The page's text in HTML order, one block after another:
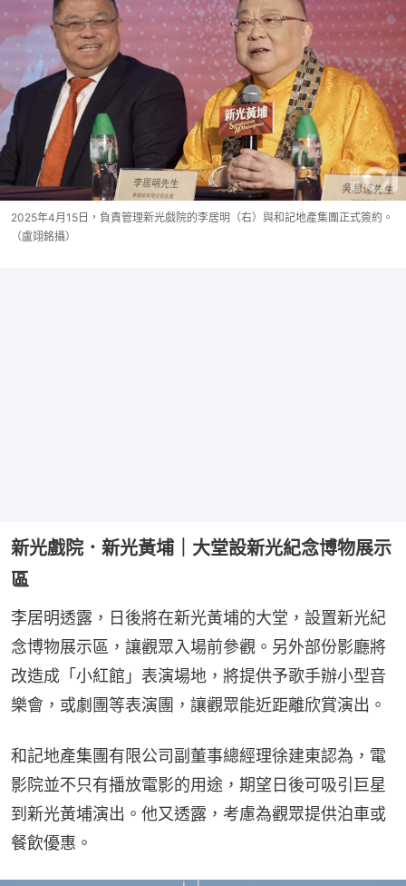
2025年4月15日，負責管理新光戲院的李居明（右）與和記地產集團正式簽約。
（盧翊銘攝）
新光戲院．新光黃埔｜大堂設新光紀念博物展示
區
李居明透露，日後將在新光黃埔的大堂，設置新光紀
念博物展示區，讓觀眾入場前參觀。另外部份影廳將
改造成「小紅館」表演場地，將提供予歌手辦小型音
樂會，或劇團等表演團，讓觀眾能近距離欣賞演出。
和記地產集團有限公司副董事總經理徐建東認為，電
影院並不只有播放電影的用途，期望日後可吸引巨星
到新光黃埔演出。他又透露，考慮為觀眾提供泊車或
餐飲優惠。